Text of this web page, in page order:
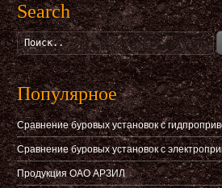
Search
Популярное
Сравнение буровых установок с
Сравнение буровых установок с
Продукция ОАО АРЗИЛ